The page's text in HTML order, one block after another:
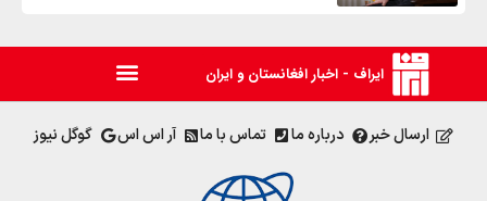
ایراف - اخبار افغانستان و ایران
ارسال خبر درباره ما تماس با ما آر اس اس گوگل نیوز